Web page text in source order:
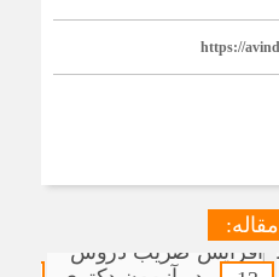
https://